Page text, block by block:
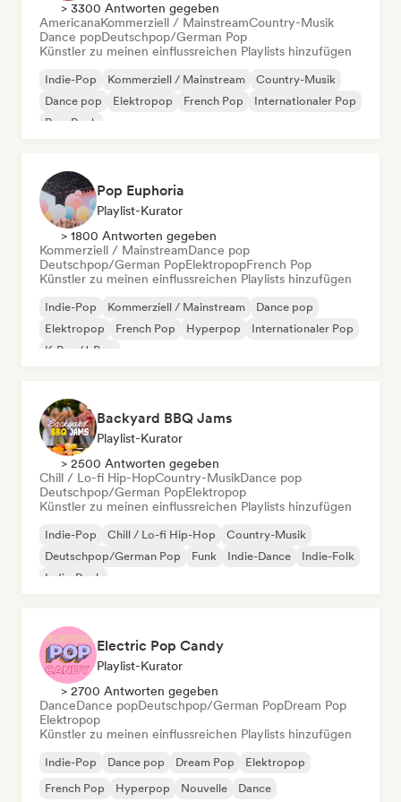
> 3300 Antworten gegeben
AmericanaKommerziell / MainstreamCountry-Musik
Dance popDeutschpop/German Pop
Künstler zu meinen einflussreichen Playlists hinzufügen
Indie-Pop Kommerziell / Mainstream
Country-Musik
Dance pop
Elektropop French Pop
Internationaler Pop
Pop-Rock
Pop Euphoria
Playlist-Kurator
> 1800 Antworten gegeben
Kommerziell / MainstreamDance pop
Deutschpop/German PopElektropopFrench Pop
Künstler zu meinen einflussreichen Playlists hinzufügen
Indie-Pop Kommerziell / Mainstream
Dance pop
Elektropop
French Pop Hyperpop
Internationaler Pop
K-Pop/J-Pop
Backyard BBQ Jams
Playlist-Kurator
> 2500 Antworten gegeben
Chill / Lo-fi Hip-HopCountry-MusikDance pop
Deutschpop/German PopElektropop
Künstler zu meinen einflussreichen Playlists hinzufügen
Indie-Pop Chill / Lo-fi Hip-Hop
Country-Musik
Deutschpop/German Pop
Funk Indie-Dance
Indie-Folk
Indie-Rock
Electric Pop Candy
Playlist-Kurator
> 2700 Antworten gegeben
DanceDance popDeutschpop/German PopDream Pop
Elektropop
Künstler zu meinen einflussreichen Playlists hinzufügen
Indie-Pop Dance pop Dream Pop
Elektropop
French Pop
Hyperpop Nouvelle Dance